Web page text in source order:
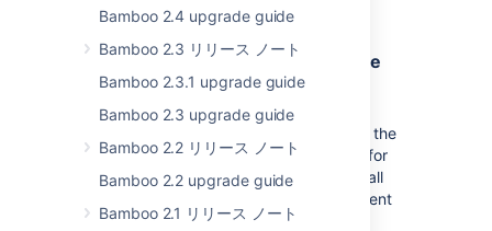
Bamboo 2.4 upgrade guide
Bamboo 2.3 リリース ノート
Bamboo 2.3.1 upgrade guide
Bamboo 2.3 upgrade guide
Bamboo 2.2 リリース ノート
Bamboo 2.2 upgrade guide
Bamboo 2.1 リリース ノート
Audit log content is now searchable
You can now search for a specific term in the
audit logs to find the data you’re looking for
much faster. Bamboo supports search in all
kinds of audit logs: global, plan, deployment
project, and agent logs.